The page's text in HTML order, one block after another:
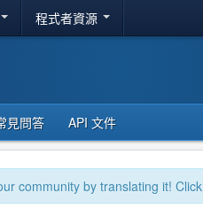
程式者資源
見問答 API 文件
community by translating it! Click